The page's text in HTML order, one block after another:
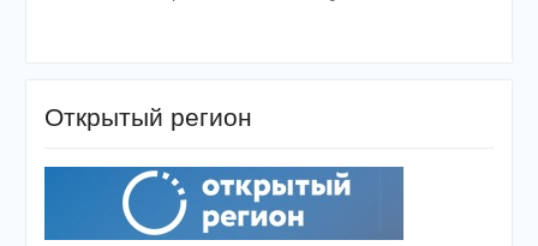
Открытый регион